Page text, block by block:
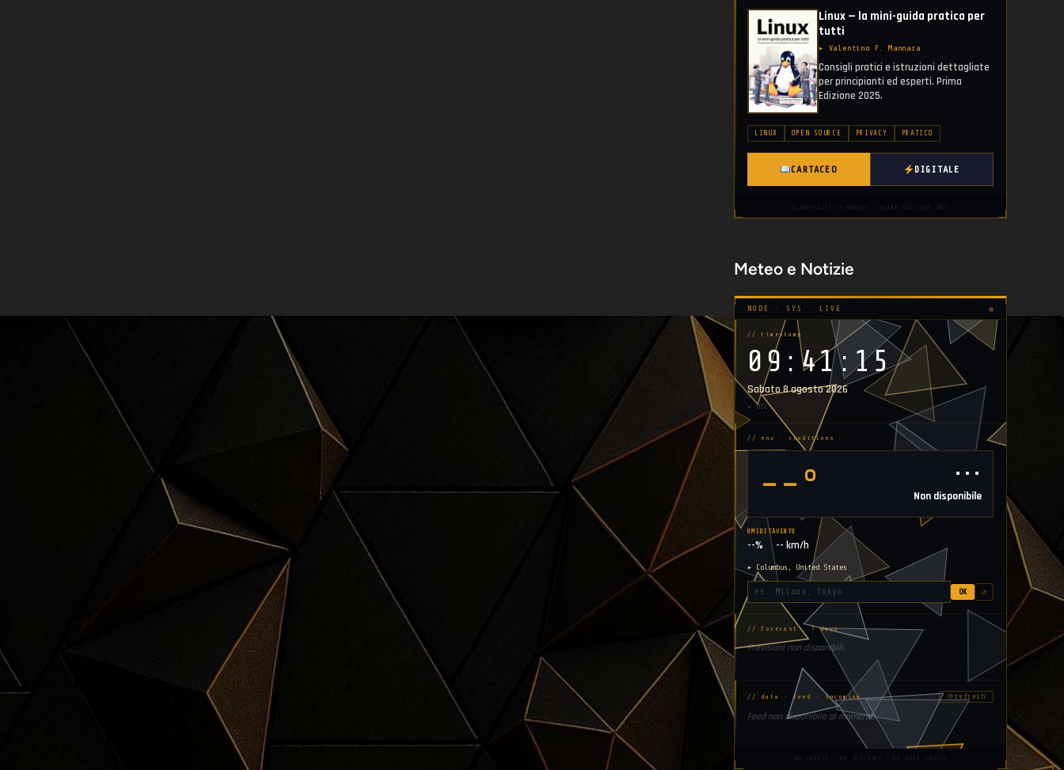
Linux — la mini-guida pratica per
tutti
▸ Valentino F. Mannara
Consigli pratici e istruzioni dettagliate
per principianti ed esperti. Prima
Edizione 2025.
LINUX OPEN SOURCE PRIVACY PRATICO
CARTACEO DIGITALE
Meteo e Notizie
NODE · SYS · LIVE
// timestamp
09:41:16
Sabato 8 agosto 2026
▸ UTC
// env · conditions
--° ⋯
Non disponibile
UMIDITÀ
--%
VENTO
-- km/h
▸ Columbus, United States
OK ↺
// forecast · 7 days
Previsioni non disponibili.
// data · feed · incoming ⟳ refresh
Feed non disponibile al momento.